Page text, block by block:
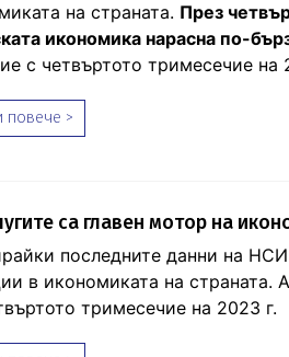
на страната. През
икономика нарасна по-
с четвъртото тримесечие на
повече >
са главен мотор на
последните данни на
в икономиката на страната.
тримесечие на 2023 г.